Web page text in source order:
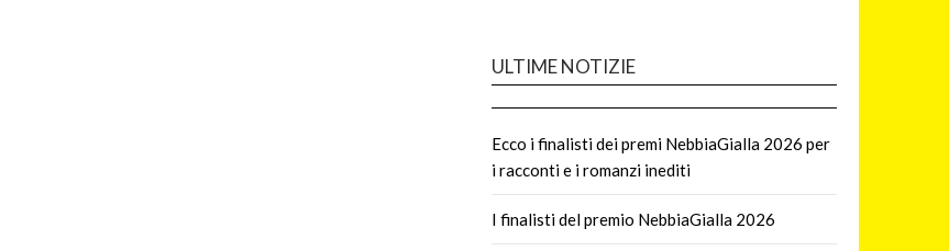
ULTIME NOTIZIE
Ecco i finalisti dei premi NebbiaGialla 2026 per
i racconti e i romanzi inediti
I finalisti del premio NebbiaGialla 2026